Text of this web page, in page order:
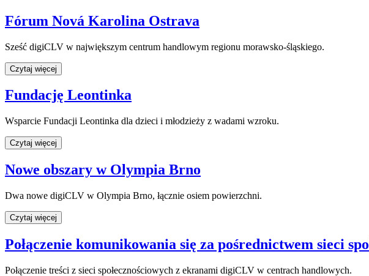
Fórum Nová Karolina Ostrava
Sześć digiCLV w największym centrum handlowym regionu morawsko-śląskiego.
Czytaj więcej
Fundację Leontinka
Wsparcie Fundacji Leontinka dla dzieci i młodzieży z wadami wzroku.
Czytaj więcej
Nowe obszary w Olympia Brno
Dwa nowe digiCLV w Olympia Brno, łącznie osiem powierzchni.
Czytaj więcej
Połączenie komunikowania się za pośrednictwem sieci
Połączenie treści z sieci społecznościowych z ekranami digiCLV w centrach handlowych.